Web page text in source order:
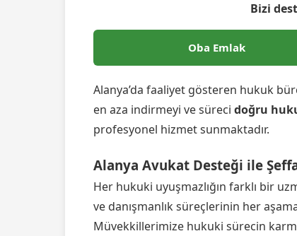
Bizi
Oba Emlak
Alanya’da faaliyet gösteren hukuk
en aza indirmeyi ve süreci doğru
profesyonel hizmet sunmaktadır.
Alanya Avukat Desteği ile
Her hukuki uyuşmazlığın farklı bir
ve danışmanlık süreçlerinin her
Müvekkillerimize hukuki sürecin